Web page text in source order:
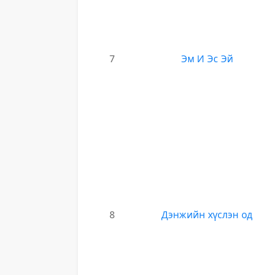
7
Эм И Эс Эй
8
Дэнжийн хүслэн од